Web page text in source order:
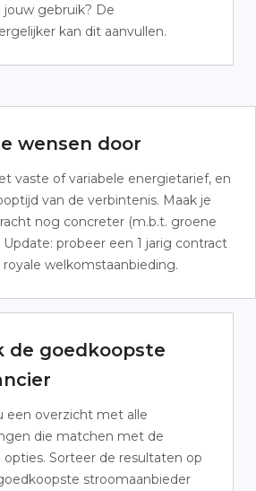
jouw gebruik? De
kan dit aanvullen.
wensen door
vaste of variabele energietarief, en
van de verbintenis. Maak je
nog concreter (m.b.t. groene
Update: probeer een 1 jarig contract
welkomstaanbieding.
de goedkoopste
een overzicht met alle
die matchen met de
opties. Sorteer de resultaten op
stroomaanbieder